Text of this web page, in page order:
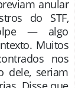
anular
do STF,
— algo
Muitos
nos
dele, seriam